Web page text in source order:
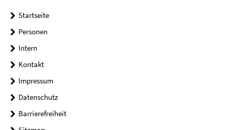
Startseite
Personen
Intern
Kontakt
Impressum
Datenschutz
Barrierefreiheit